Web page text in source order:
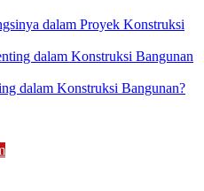
dalam Proyek Konstruksi
dalam Konstruksi Bangunan?